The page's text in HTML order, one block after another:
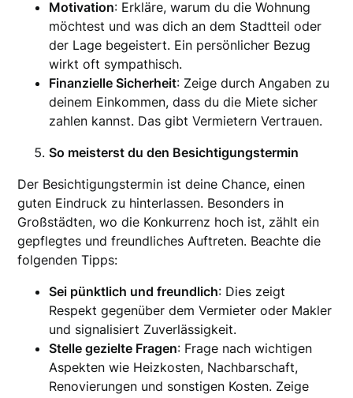
Motivation: Erkläre, warum du die Wohnung
möchtest und was dich an dem Stadtteil oder
der Lage begeistert. Ein persönlicher Bezug
wirkt oft sympathisch.
Finanzielle Sicherheit: Zeige durch Angaben zu
deinem Einkommen, dass du die Miete sicher
zahlen kannst. Das gibt Vermietern Vertrauen.
So meisterst du den Besichtigungstermin
Der Besichtigungstermin ist deine Chance, einen
guten Eindruck zu hinterlassen. Besonders in
Großstädten, wo die Konkurrenz hoch ist, zählt ein
gepflegtes und freundliches Auftreten. Beachte die
folgenden Tipps:
Sei pünktlich und freundlich: Dies zeigt
Respekt gegenüber dem Vermieter oder Makler
und signalisiert Zuverlässigkeit.
Stelle gezielte Fragen: Frage nach wichtigen
Aspekten wie Heizkosten, Nachbarschaft,
Renovierungen und sonstigen Kosten. Zeige